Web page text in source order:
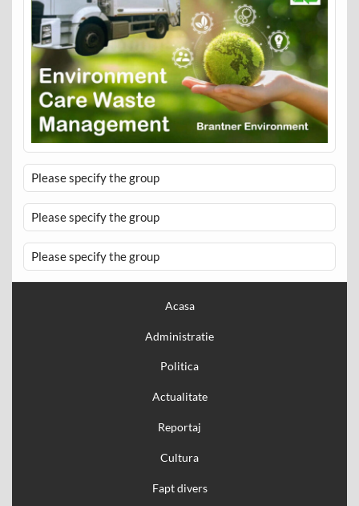
Please specify the group
Please specify the group
Please specify the group
Acasa
Administratie
Politica
Actualitate
Reportaj
Cultura
Fapt divers